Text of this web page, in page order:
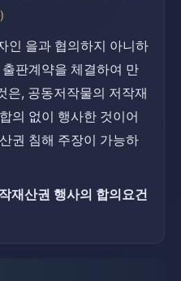
인 을과 협의하지 아니하
판계약을 체결하여 만
은, 공동저작물의 저작재
의 없이 행사한 것이어
권 침해 주장이 가능하
재산권 행사의 합의요건